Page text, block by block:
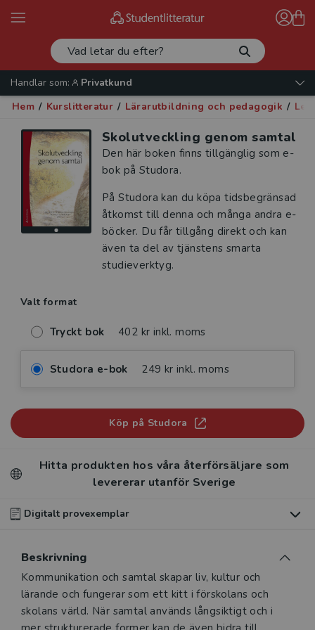
Handlar som:
Privatkund
Hem / Kurslitteratur / Lärarutbildning och pedagogik /
Skolutveckling genom samtal
Den här boken finns tillgänglig som e-
bok på Studora.
På Studora kan du köpa tidsbegränsad
åtkomst till denna och många andra e-
böcker. Du får tillgång direkt och kan
även ta del av tjänstens smarta
studieverktyg.
Valt format
Tryckt bok 402 kr inkl. moms
Studora e-bok 249 kr inkl. moms
Köp på Studora
Hitta produkten hos våra återförsäljare som
levererar utanför Sverige
Digitalt provexemplar
digitalt provexemplar av den här produkten
Våra digitala provexemplar tillhandahålls via Studora.se
och ger dig tillgång till boken under 180 dagar. Observera
att erbjudandet endast gäller relevanta produkter för din
Beskrivning
Beskrivning
Kommunikation och samtal skapar liv, kultur och
lärande och fungerar som ett kitt i förskolans och
skolans värld. När samtal används långsiktigt och i